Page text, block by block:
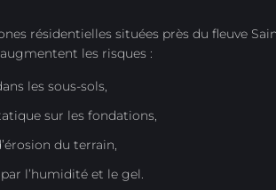
résidentielles situées près du fleuve
les risques :
les sous-sols,
sur les fondations,
du terrain,
l’humidité et le gel.